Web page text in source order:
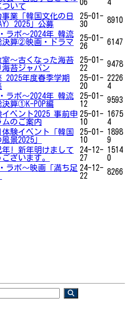
いて
06
4
事業「韓国文化の日
）2025」公募
25-01-
30
8910
ラボ～2024年 韓流
決算②映画・ドラマ
25-01-
26
6147
～古くなった海苔
苔ジャバン
25-01-
22
9478
2025年度春季学期
25-01-
20
2226
4
ラボ～2024年 韓流
算①K-POP編
25-01-
12
9593
イベント2025 事前申
のご案内
25-01-
10
1675
4
験イベント「韓国
景2025」
25-01-
10
1898
9
年! 新年明けまして
ざいます。
24-12-
27
1514
0
ラボ～映画「満ち足 24-12-
22
8266